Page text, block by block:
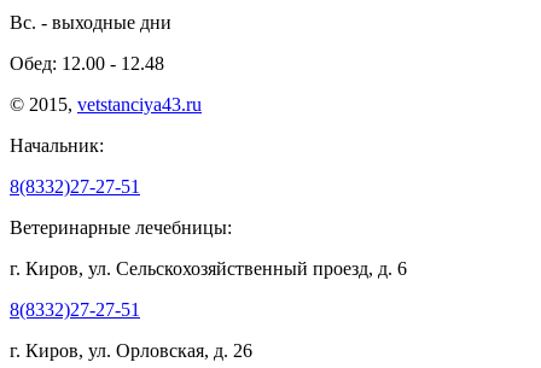
Вс. - выходные дни
Обед: 12.00 - 12.48
© 2015, vetstanciya43.ru
Начальник:
8(8332)27-27-51
Ветеринарные лечебницы:
г. Киров, ул. Сельскохозяйственный проезд, д. 6
8(8332)27-27-51
г. Киров, ул. Орловская, д. 26